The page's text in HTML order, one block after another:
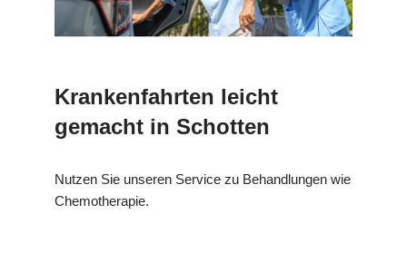
Krankenfahrten leicht
gemacht in Schotten
Nutzen Sie unseren Service zu Behandlungen wie
Chemotherapie.